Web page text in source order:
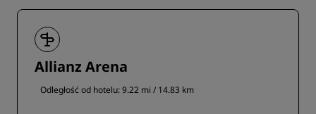
Allianz Arena
Odległość od hotelu: 9.22 mi / 14.83 km